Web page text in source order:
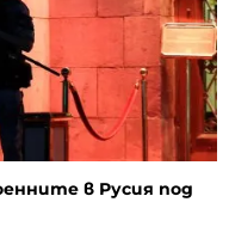
в Русия под